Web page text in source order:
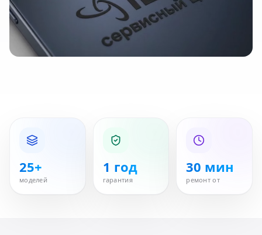
25+
моделей
1 год
гарантия
30 мин
ремонт от